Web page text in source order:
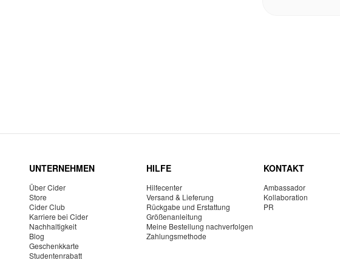
UNTERNEHMEN
Über Cider
Store
Cider Club
Karriere bei Cider
Nachhaltigkeit
Blog
Geschenkkarte
Studentenrabatt
HILFE
Hilfecenter
Versand & Lieferung
Rückgabe und Erstattung
Größenanleitung
Meine Bestellung nachverfolgen
Zahlungsmethode
KONTAKT
Ambassador
Kollaboration
PR